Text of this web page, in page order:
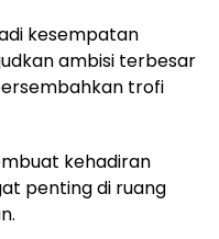
kesempatan
ambisi terbesar
trofi
kehadiran
penting di ruang